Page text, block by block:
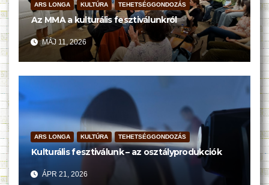
ARS LONGA KULTÚRA TEHETSÉGGONDOZÁS
Az MMA a kulturális fesztiválunkról
MÁJ 11, 2026
ARS LONGA KULTÚRA TEHETSÉGGONDOZÁS
Kulturális fesztiválunk – az osztályprodukciók
ÁPR 21, 2026